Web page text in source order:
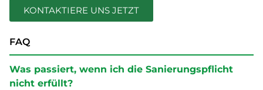
KONTAKTIERE UNS JETZT
FAQ
Was passiert, wenn ich die Sanierungspflicht
nicht erfüllt?